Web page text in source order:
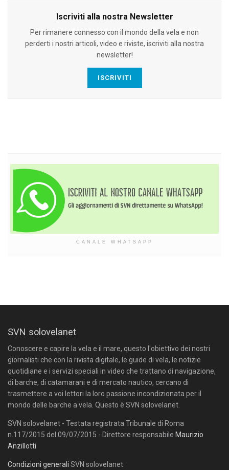
Iscriviti alla nostra Newsletter
Per rimanere connesso con il mondo della vela e non
perderti i nostri articoli, video e riviste, iscriviti alla nostra
newsletter!
ISCRIVITI
CANALE WHATSAPP
SVN solovelanet
Conoscere e capire la vela e il mare, questo l'obiettivo dei nostri
giornalisti che con la rivista digitale, le guide di vela, le notizie
quotidiane e i servizi speciali in video che trattano di navigazione,
di barche, di catamarani e di mercato nautico, cercano di
trasmettere a voi lettori la loro passione incondizionata per il
mondo delle barche a vela. Questo è SVN solovelanet.
SVN solovelanet - Testata registrata Tribunale di Roma
n.117/2015 del 09/07/2015 - Direttore responsabile Maurizio
Anzillotti
Condizioni generali SVN solovelanet